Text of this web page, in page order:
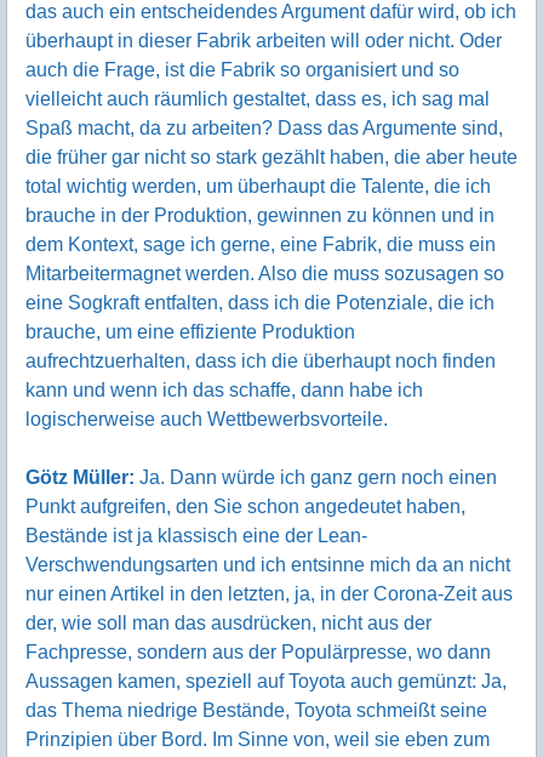
das auch ein entscheidendes Argument dafür wird, ob ich
überhaupt in dieser Fabrik arbeiten will oder nicht. Oder
auch die Frage, ist die Fabrik so organisiert und so
vielleicht auch räumlich gestaltet, dass es, ich sag mal
Spaß macht, da zu arbeiten? Dass das Argumente sind,
die früher gar nicht so stark gezählt haben, die aber heute
total wichtig werden, um überhaupt die Talente, die ich
brauche in der Produktion, gewinnen zu können und in
dem Kontext, sage ich gerne, eine Fabrik, die muss ein
Mitarbeitermagnet werden. Also die muss sozusagen so
eine Sogkraft entfalten, dass ich die Potenziale, die ich
brauche, um eine effiziente Produktion
aufrechtzuerhalten, dass ich die überhaupt noch finden
kann und wenn ich das schaffe, dann habe ich
logischerweise auch Wettbewerbsvorteile.
Götz Müller: Ja. Dann würde ich ganz gern noch einen
Punkt aufgreifen, den Sie schon angedeutet haben,
Bestände ist ja klassisch eine der Lean-
Verschwendungsarten und ich entsinne mich da an nicht
nur einen Artikel in den letzten, ja, in der Corona-Zeit aus
der, wie soll man das ausdrücken, nicht aus der
Fachpresse, sondern aus der Populärpresse, wo dann
Aussagen kamen, speziell auf Toyota auch gemünzt: Ja,
das Thema niedrige Bestände, Toyota schmeißt seine
Prinzipien über Bord. Im Sinne von, weil sie eben zum